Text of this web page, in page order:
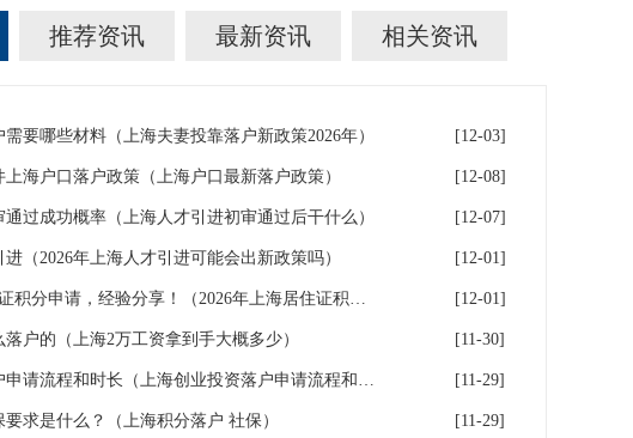
推荐资讯 最新资讯 相关资讯
要哪些材料（上海夫妻投靠落户新政策2026年） [12-03]
海户口落户政策（上海户口最新落户政策） [12-08]
过成功概率（上海人才引进初审通过后干什么） [12-07]
（2026年上海人才引进可能会出新政策吗） [12-01]
8步完成上海居住证积分申请，经验分享！（2026年上海居住证积分办理申请流程和准备材料） [12-01]
户的（上海2万工资拿到手大概多少） [11-30]
上海创业投资落户申请流程和时长（上海创业投资落户申请流程和时长多久） [11-29]
求是什么？（上海积分落户 社保） [11-29]